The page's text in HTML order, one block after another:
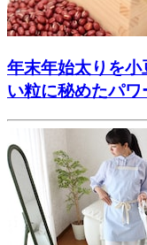
年末年始太りを
い粒に秘めたパワ